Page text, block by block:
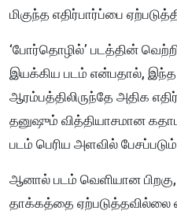
மிகுந்த எதிர்பார்ப்பை
‘போர்தொழில்’ படத்தின்
இயக்கிய படம் என்பதால், இந்த
ஆரம்பத்திலிருந்தே அதிக
தனுஷும் வித்தியாசமான
படம் பெரிய அளவில்
ஆனால் படம் வெளியான பிறகு,
தாக்கத்தை ஏற்படுத்தவில்லை